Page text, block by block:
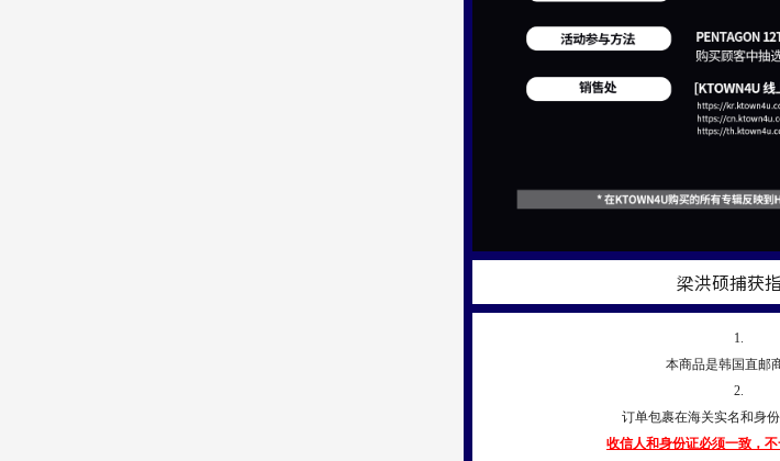
梁洪硕捕获
1.
本商品是韩国直邮
2.
订单包裹在海关实名和身份
收信人和身份证必须一致，